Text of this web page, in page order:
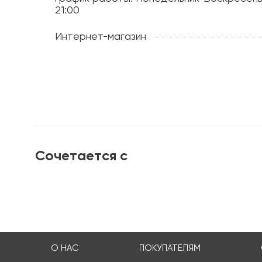
21:00
Интернет-магазин
Сочетается с
О НАС ПОКУПАТЕЛЯМ